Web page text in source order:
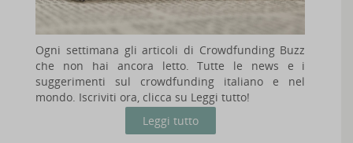
Ogni settimana gli articoli di Crowdfunding Buzz
che non hai ancora letto. Tutte le news e i
suggerimenti sul crowdfunding italiano e nel
mondo. Iscriviti ora, clicca su Leggi tutto!
Leggi tutto